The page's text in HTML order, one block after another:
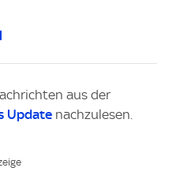
aus der
Update nachzulesen.